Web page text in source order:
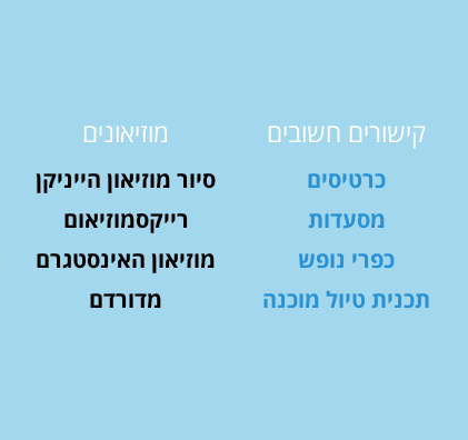
קישורים חשובים
כרטיסים
מסעדות
כפרי נופש
תכנית טיול מוכנה
מוזיאונים
סיור מוזיאון הייניקן
רייקסמוזיאום
מוזיאון האינסטגרם
מדורדם